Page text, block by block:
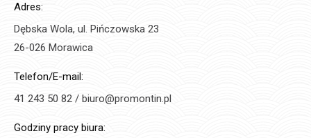
Adres:
Dębska Wola, ul. Pińczowska 23
26-026 Morawica
Telefon/E-mail:
41 243 50 82 / biuro@promontin.pl
Godziny pracy biura: